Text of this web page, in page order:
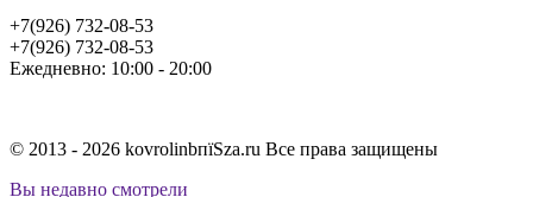
+7(926) 732-08-53
+7(926) 732-08-53
Ежедневно: 10:00 - 20:00
© 2013 - 2026 kovrolinbпїЅza.ru Все права защищены
Вы недавно смотрели